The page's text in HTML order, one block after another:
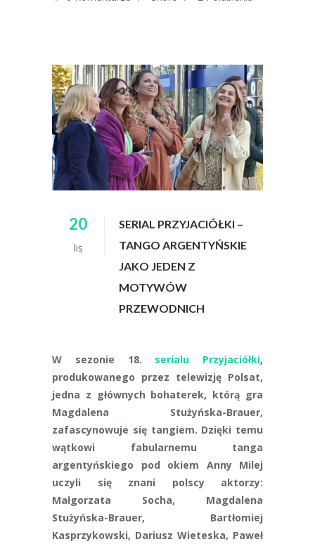
20
lis
SERIAL PRZYJACIÓŁKI –
TANGO ARGENTYŃSKIE
JAKO JEDEN Z
MOTYWÓW
PRZEWODNICH
W sezonie 18. serialu Przyjaciółki,
produkowanego przez telewizję Polsat,
jedna z głównych bohaterek, którą gra
Magdalena Stużyńska-Brauer,
zafascynowuje się tangiem. Dzięki temu
wątkowi fabularnemu tanga
argentyńskiego pod okiem Anny Milej
uczyli się znani polscy aktorzy:
Małgorzata Socha, Magdalena
Stużyńska-Brauer, Bartłomiej
Kasprzykowski, Dariusz Wieteska, Paweł